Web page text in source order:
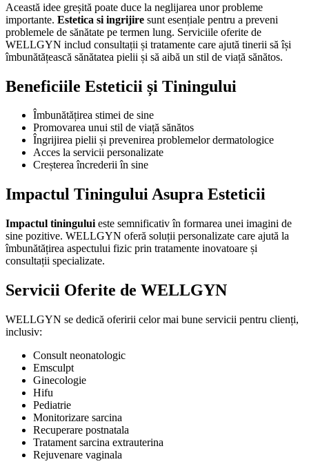
Această idee greșită poate duce la neglijarea unor probleme
importante. Estetica si ingrijire sunt esențiale pentru a preveni
problemele de sănătate pe termen lung. Serviciile oferite de
WELLGYN includ consultații și tratamente care ajută tinerii să își
îmbunătățească sănătatea pielii și să aibă un stil de viață sănătos.
Beneficiile Esteticii și Tiningului
Îmbunătățirea stimei de sine
Promovarea unui stil de viață sănătos
Îngrijirea pielii și prevenirea problemelor dermatologice
Acces la servicii personalizate
Creșterea încrederii în sine
Impactul Tiningului Asupra Esteticii
Impactul tiningului este semnificativ în formarea unei imagini de
sine pozitive. WELLGYN oferă soluții personalizate care ajută la
îmbunătățirea aspectului fizic prin tratamente inovatoare și
consultații specializate.
Servicii Oferite de WELLGYN
WELLGYN se dedică oferirii celor mai bune servicii pentru clienți,
inclusiv:
Consult neonatologic
Emsculpt
Ginecologie
Hifu
Pediatrie
Monitorizare sarcina
Recuperare postnatala
Tratament sarcina extrauterina
Rejuvenare vaginala